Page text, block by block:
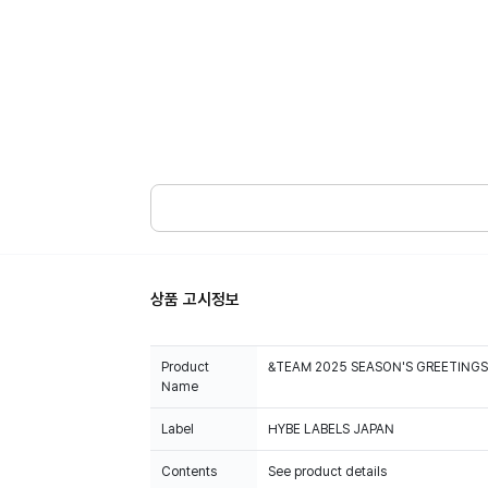
상품 고시정보
Product
Name
&TEAM 2025 SEASON'S GREETINGS
Label HYBE LABELS JAPAN
Contents See product details